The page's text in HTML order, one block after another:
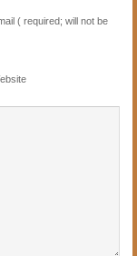
( required; will not be